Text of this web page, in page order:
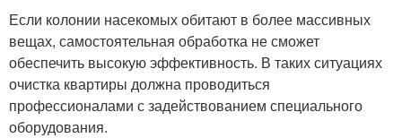
Если колонии насекомых обитают в более массивных
вещах, самостоятельная обработка не сможет
обеспечить высокую эффективность. В таких ситуациях
очистка квартиры должна проводиться
профессионалами с задействованием специального
оборудования.